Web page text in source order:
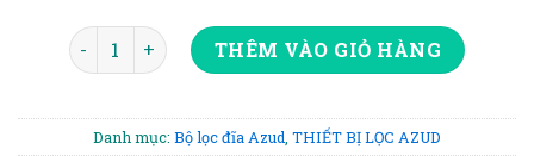
BỘ LỌC ĐĨA D110 - 100M3/H số lượng
THÊM VÀO GIỎ HÀNG
Danh mục: Bộ lọc đĩa Azud THIẾT BỊ LỌC AZUD